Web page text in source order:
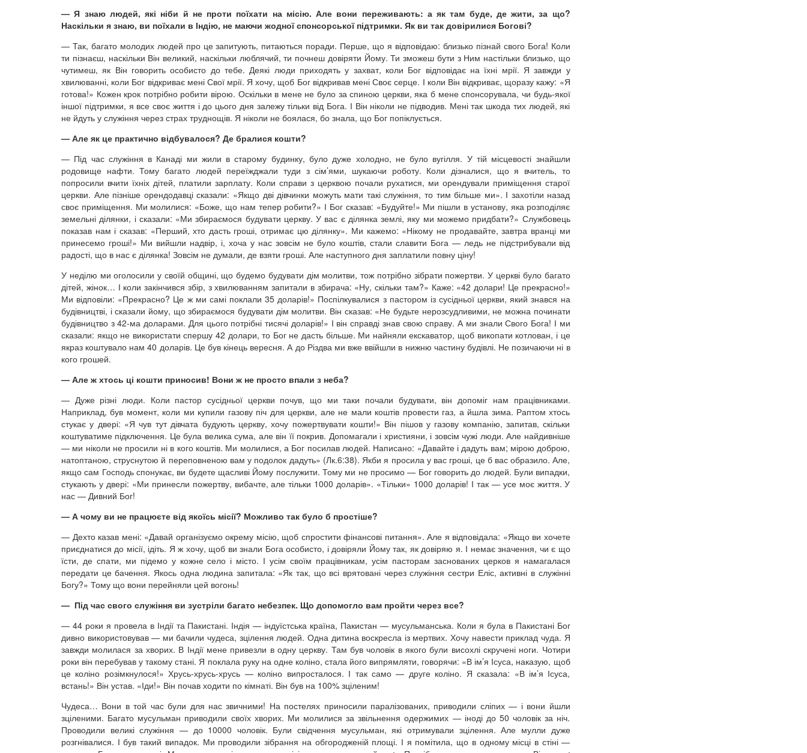
— Я знаю людей, які ніби й не проти поїхати на місію. Але вони переживають: а як там буде, де жити, за що?
Наскільки я знаю, ви поїхали в Індію, не маючи жодної спонсорської підтримки. Як ви так довірилися Богові?
— Так, багато молодих людей про це запитують, питаються поради. Перше, що я відповідаю: близько пізнай свого Бога! Коли
ти пізнаєш, наскільки Він великий, наскільки люблячий, ти почнеш довіряти Йому. Ти зможеш бути з Ним настільки близько, що
чутимеш, як Він говорить особисто до тебе. Деякі люди приходять у захват, коли Бог відповідає на їхні мрії. Я завжди у
хвилюванні, коли Бог відкриває мені Свої мрії. Я хочу, щоб Бог відкривав мені Своє серце. І коли Він відкриває, щоразу кажу: «Я
готова!» Кожен крок потрібно робити вірою. Оскільки в мене не було за спиною церкви, яка б мене спонсорувала, чи будь-якої
іншої підтримки, я все своє життя і до цього дня залежу тільки від Бога. І Він ніколи не підводив. Мені так шкода тих людей, які
не йдуть у служіння через страх труднощів. Я ніколи не боялася, бо знала, що Бог попіклується.
— Але як це практично відбувалося? Де бралися кошти?
— Під час служіння в Канаді ми жили в старому будинку, було дуже холодно, не було вугілля. У тій місцевості знайшли
родовище нафти. Тому багато людей переїжджали туди з сім’ями, шукаючи роботу. Коли дізналися, що я вчитель, то
попросили вчити їхніх дітей, платили зарплату. Коли справи з церквою почали рухатися, ми орендували приміщення старої
церкви. Але пізніше орендодавці сказали: «Якщо дві дівчинки можуть мати такі служіння, то тим більше ми». І захотіли назад
своє приміщення. Ми молилися: «Боже, що нам тепер робити?» І Бог сказав: «Будуйте!» Ми пішли в установу, яка розподіляє
земельні ділянки, і сказали: «Ми збираємося будувати церкву. У вас є ділянка землі, яку ми можемо придбати?» Службовець
показав нам і сказав: «Перший, хто дасть гроші, отримає цю ділянку». Ми кажемо: «Нікому не продавайте, завтра вранці ми
принесемо гроші!» Ми вийшли надвір, і, хоча у нас зовсім не було коштів, стали славити Бога — ледь не підстрибували від
радості, що в нас є ділянка! Зовсім не думали, де взяти гроші. Але наступного дня заплатили повну ціну!
У неділю ми оголосили у своїй общині, що будемо будувати дім молитви, тож потрібно зібрати пожертви. У церкві було багато
дітей, жінок… І коли закінчився збір, з хвилюванням запитали в збирача: «Ну, скільки там?» Каже: «42 долари! Це прекрасно!»
Ми відповіли: «Прекрасно? Це ж ми самі поклали 35 доларів!» Поспілкувалися з пастором із сусідньої церкви, який знався на
будівництві, і сказали йому, що збираємося будувати дім молитви. Він сказав: «Не будьте нерозсудливими, не можна починати
будівництво з 42-ма доларами. Для цього потрібні тисячі доларів!» І він справді знав свою справу. А ми знали Свого Бога! І ми
сказали: якщо не використати спершу 42 долари, то Бог не дасть більше. Ми найняли екскаватор, щоб викопати котлован, і це
якраз коштувало нам 40 доларів. Це був кінець вересня. А до Різдва ми вже ввійшли в нижню частину будівлі. Не позичаючи ні в
кого грошей.
— Але ж хтось ці кошти приносив! Вони ж не просто впали з неба?
— Дуже різні люди. Коли пастор сусідньої церкви почув, що ми таки почали будувати, він допоміг нам працівниками.
Наприклад, був момент, коли ми купили газову піч для церкви, але не мали коштів провести газ, а йшла зима. Раптом хтось
стукає у двері: «Я чув тут дівчата будують церкву, хочу пожертвувати кошти!» Він пішов у газову компанію, запитав, скільки
коштуватиме підключення. Це була велика сума, але він її покрив. Допомагали і християни, і зовсім чужі люди. Але найдивніше
— ми ніколи не просили ні в кого коштів. Ми молилися, а Бог посилав людей. Написано: «Давайте і дадуть вам; мірою доброю,
натоптаною, струснутою й переповненою вам у подолок дадуть» (Лк.6:38). Якби я просила у вас гроші, це б вас образило. Але,
якщо сам Господь спонукає, ви будете щасливі Йому послужити. Тому ми не просимо — Бог говорить до людей. Були випадки,
стукають у двері: «Ми принесли пожертву, вибачте, але тільки 1000 доларів». «Тільки» 1000 доларів! І так — усе моє життя. У
нас — Дивний Бог!
— А чому ви не працюєте від якоїсь місії? Можливо так було б простіше?
— Дехто казав мені: «Давай організуємо окрему місію, щоб спростити фінансові питання». Але я відповідала: «Якщо ви хочете
приєднатися до місії, ідіть. Я ж хочу, щоб ви знали Бога особисто, і довіряли Йому так, як довіряю я. І немає значення, чи є що
їсти, де спати, ми підемо у кожне село і місто. І усім своїм працівникам, усім пасторам заснованих церков я намагалася
передати це бачення. Якось одна людина запитала: «Як так, що всі врятовані через служіння сестри Еліс, активні в служінні
Богу?» Тому що вони перейняли цей вогонь!
— Під час свого служіння ви зустріли багато небезпек. Що допомогло вам пройти через все?
— 44 роки я провела в Індії та Пакистані. Індія — індуїстська країна, Пакистан — мусульманська. Коли я була в Пакистані Бог
дивно використовував — ми бачили чудеса, зцілення людей. Одна дитина воскресла із мертвих. Хочу навести приклад чуда. Я
завжди молилася за хворих. В Індії мене привезли в одну церкву. Там був чоловік в якого були висохлі скручені ноги. Чотири
роки він перебував у такому стані. Я поклала руку на одне коліно, стала його випрямляти, говорячи: «В ім’я Ісуса, наказую, щоб
це коліно розімкнулося!» Хрусь-хрусь-хрусь — коліно випросталося. І так само — друге коліно. Я сказала: «В ім’я Ісуса,
встань!» Він устав. «Іди!» Він почав ходити по кімнаті. Він був на 100% зціленим!
Чудеса… Вони в той час були для нас звичними! На постелях приносили паралізованих, приводили сліпих — і вони йшли
зціленими. Багато мусульман приводили своїх хворих. Ми молилися за звільнення одержимих — іноді до 50 чоловік за ніч.
Проводили великі служіння — до 10000 чоловік. Були свідчення мусульман, які отримували зцілення. Але мулли дуже
розгнівалися. І був такий випадок. Ми проводили зібрання на обгородженій площі. І я помітила, що в одному місці в стіні —